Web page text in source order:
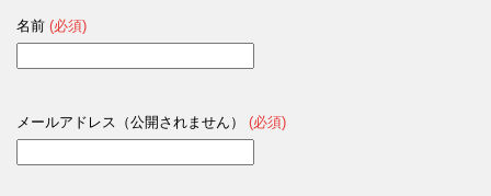
名前 (必須)
メールアドレス（公開されません） (必須)